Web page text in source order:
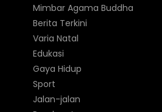
Mimbar Agama Buddha
Berita Terkini
Varia Natal
Edukasi
Gaya Hidup
Sport
Jalan-jalan